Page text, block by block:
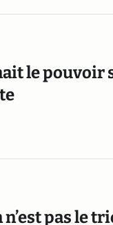
le pouvoir
pas le